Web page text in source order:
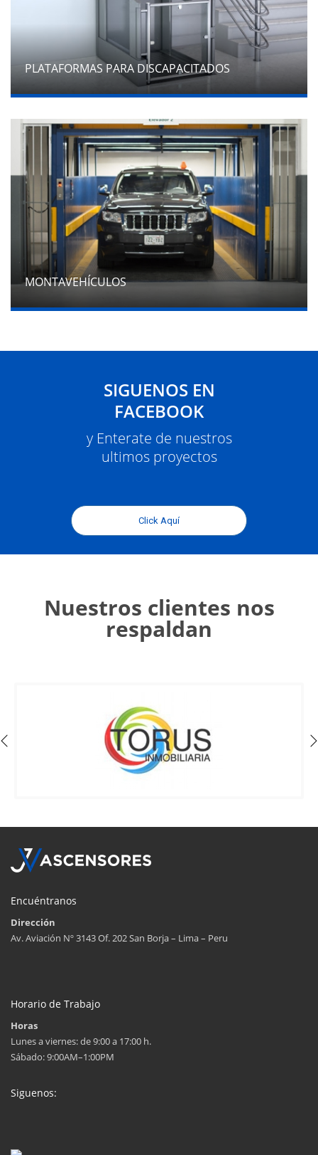
PLATAFORMAS PARA DISCAPACITADOS
MONTAVEHÍCULOS
SIGUENOS EN
FACEBOOK
y Enterate de nuestros
ultimos proyectos
Click Aquí
Nuestros clientes nos
respaldan
Encuéntranos
Dirección
Av. Aviación Nº 3143 Of. 202 San Borja – Lima – Peru
Horario de Trabajo
Horas
Lunes a viernes: de 9:00 a 17:00 h.
Sábado: 9:00AM–1:00PM
Siguenos: